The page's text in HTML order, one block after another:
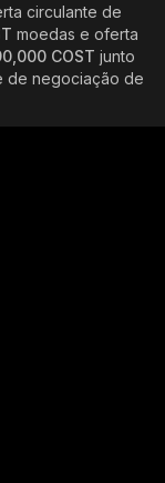
circulante de
moedas e oferta
COST junto
de negociação de